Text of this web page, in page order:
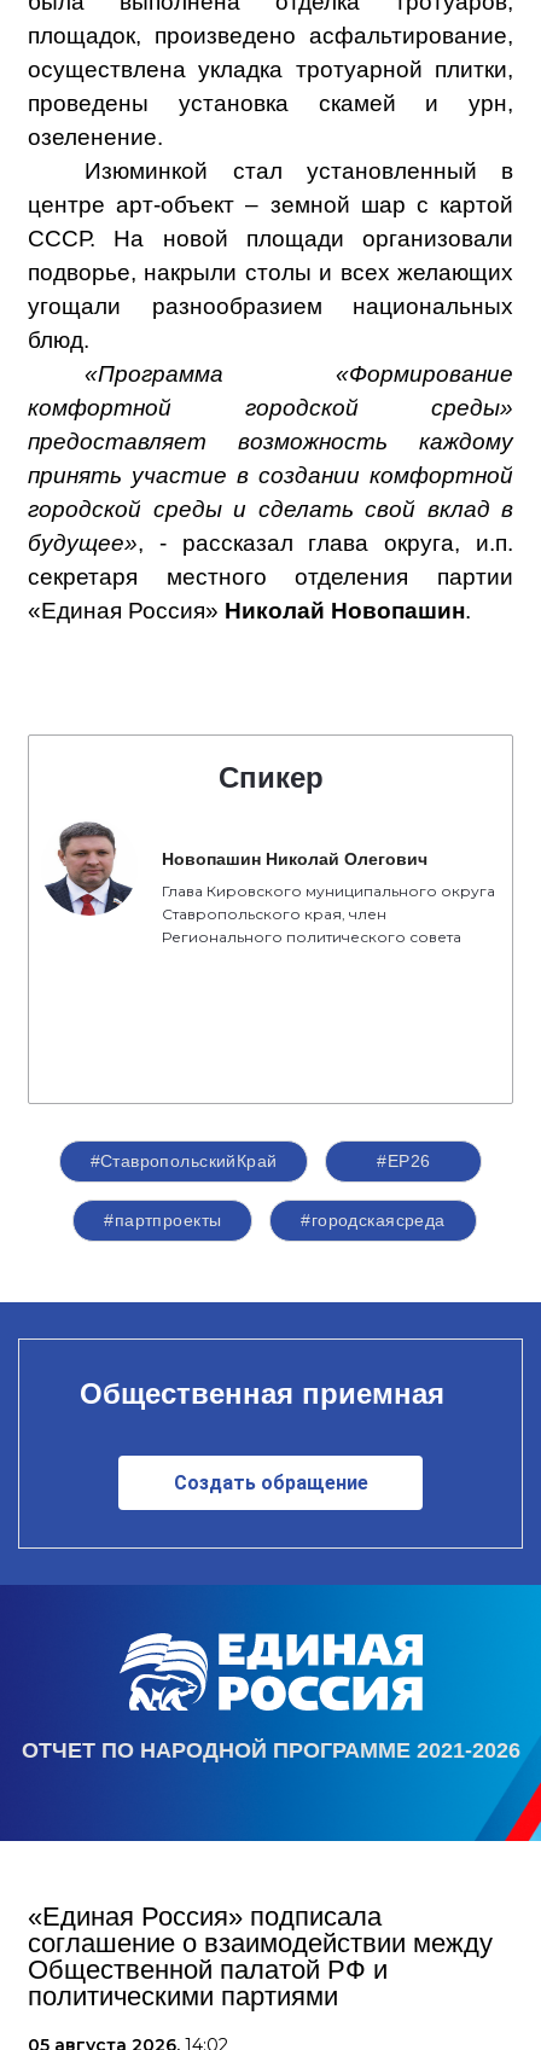
площадок, произведено асфальтирование,
осуществлена укладка тротуарной плитки,
проведены установка скамей и урн,
озеленение.
Изюминкой стал установленный в
центре арт-объект – земной шар с картой
СССР. На новой площади организовали
подворье, накрыли столы и всех желающих
угощали разнообразием национальных
блюд.
«Программа «Формирование
комфортной городской среды»
предоставляет возможность каждому
принять участие в создании комфортной
городской среды и сделать свой вклад в
будущее», - рассказал глава округа, и.п.
секретаря местного отделения партии
«Единая Россия» Николай Новопашин.
Спикер
Новопашин Николай Олегович
Глава Кировского муниципального округа
Ставропольского края, член
Регионального политического совета
#СтавропольскийКрай #ЕР26
#партпроекты #городскаясреда
Общественная приемная
Создать обращение
ОТЧЕТ ПО НАРОДНОЙ ПРОГРАММЕ 2021-2026
«Единая Россия» подписала
соглашение о взаимодействии между
Общественной палатой РФ и
политическими партиями
05 августа 2026, 14:02